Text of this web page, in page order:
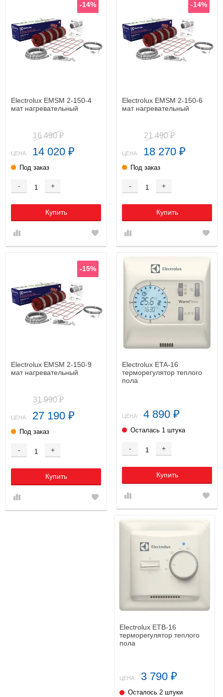
-14%
Electrolux EMSM 2-150-4
мат нагревательный
16 490 ₽
ЦЕНА: 14 020 ₽
Под заказ
- +
Купить
-14%
Electrolux EMSM 2-150-6
мат нагревательный
21 490 ₽
ЦЕНА: 18 270 ₽
Под заказ
- +
Купить
-15%
Electrolux EMSM 2-150-9
мат нагревательный
31 990 ₽
ЦЕНА: 27 190 ₽
Под заказ
- +
Купить
Electrolux ETA-16
терморегулятор теплого
пола
ЦЕНА: 4 890 ₽
Осталась 1 штука
- +
Купить
Electrolux ETB-16
терморегулятор теплого
пола
ЦЕНА: 3 790 ₽
Осталось 2 штуки